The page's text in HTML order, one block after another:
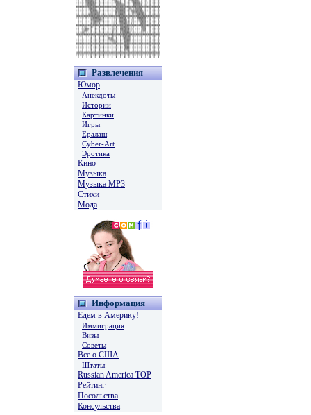
Развлечения
Юмор
Анекдоты
Истории
Картинки
Игры
Ералаш
Cyber-Art
Эротика
Кино
Музыка
Музыка MP3
Стихи
Мода
Информация
Едем в Америку!
Иммиграция
Визы
Советы
Все о США
Штаты
Russian America TOP
Рейтинг
Посольства
Консульства